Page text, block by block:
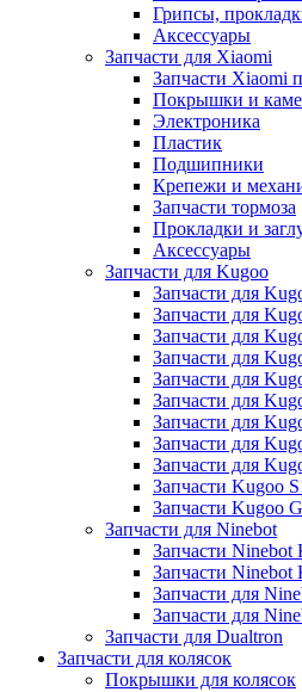
Грипсы,
Аксессуары
Запчасти для Xiaomi
Запчасти Xiaomi
Покрышки и
Электроника
Пластик
Подшипники
Крепежи и
Запчасти тормоза
Прокладки и
Аксессуары
Запчасти для Kugoo
Запчасти для
Запчасти для
Запчасти для
Запчасти для
Запчасти для
Запчасти для
Запчасти для
Запчасти для
Запчасти для
Запчасти Kugoo
Запчасти Kugoo
Запчасти для Ninebot
Запчасти Ninebot
Запчасти
Запчасти для
Запчасти для
Запчасти для Dualtron
Запчасти для колясок
Покрышки для колясок